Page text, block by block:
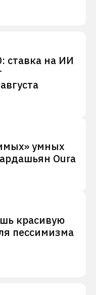
ставка на ИИ
умных
Oura
красивую
пессимизма